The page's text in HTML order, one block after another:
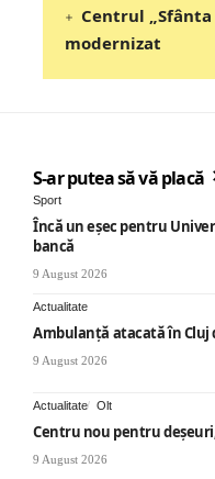
Centrul
modernizat
S-ar putea să vă placă
Sport
Încă un eșec pentru
bancă
9 August 2026
Actualitate
Ambulanță atacată în Cluj
9 August 2026
Actualitate Olt
Centru nou pentru
9 August 2026